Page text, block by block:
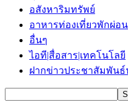
อสังหาริมทรัพย์
อาหารท่องเที่ยวพักผ่อ
อื่นๆ
ไอที|สื่อสาร|เทคโนโลยี
ฝากข่าวประชาสัมพันธ์